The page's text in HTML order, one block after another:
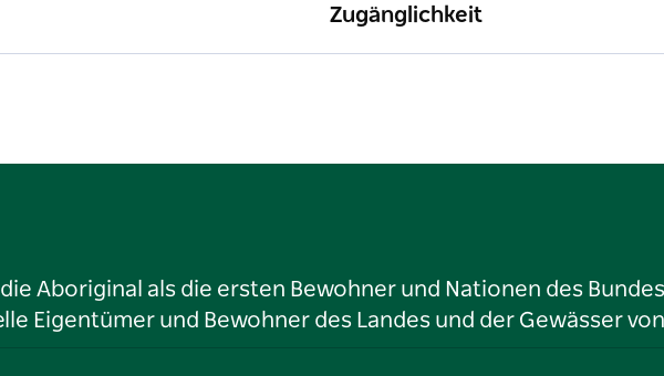
Zugänglichkeit
Aboriginal als die ersten Bewohner und Nationen des
Eigentümer und Bewohner des Landes und der Gewässer